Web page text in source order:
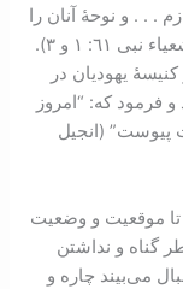
. . . و نوحۀ آنان را
به سرود حمد و ستايش تبديل خواهم کرد” (اشعياء نبی ٦١: ١ و ٣).
يهوديان در
فرمود که: “امروز
پيوست” (انجيل
موقعيت و وضعيت
گناه و نداشتن
می‌بيند چاره و